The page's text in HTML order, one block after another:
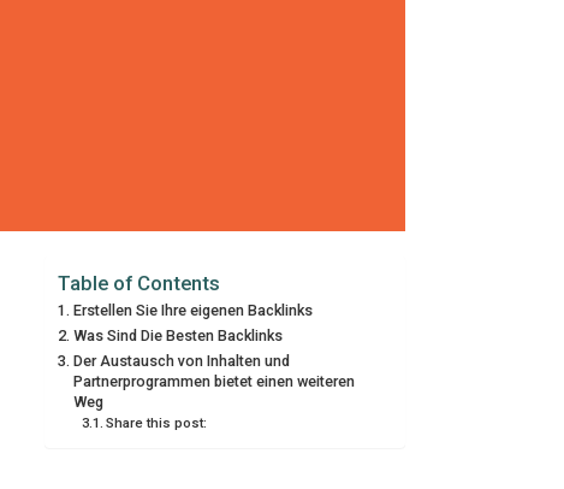
Table of Contents
Erstellen Sie Ihre eigenen Backlinks
Was Sind Die Besten Backlinks
Der Austausch von Inhalten und
Partnerprogrammen bietet einen weiteren
Weg
Share this post: